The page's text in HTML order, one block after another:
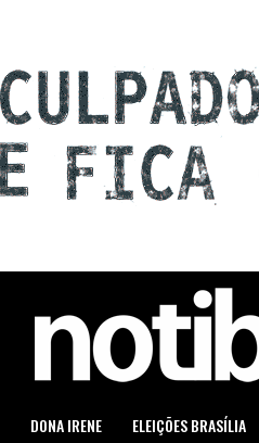
DONA IRENE ELEIÇÕES BRASÍLIA